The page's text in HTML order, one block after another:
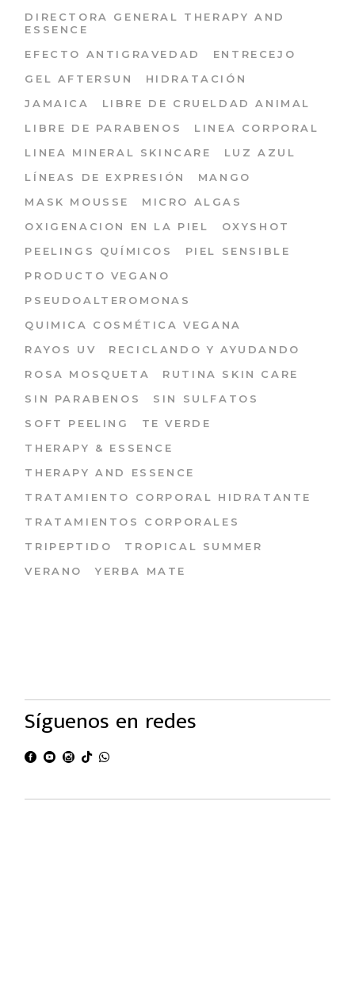
DIRECTORA GENERAL THERAPY AND
ESSENCE
EFECTO ANTIGRAVEDAD
ENTRECEJO
GEL AFTERSUN
HIDRATACIÓN
JAMAICA
LIBRE DE CRUELDAD ANIMAL
LIBRE DE PARABENOS
LINEA CORPORAL
LINEA MINERAL SKINCARE
LUZ AZUL
LÍNEAS DE EXPRESIÓN
MANGO
MASK MOUSSE
MICRO ALGAS
OXIGENACION EN LA PIEL
OXYSHOT
PEELINGS QUÍMICOS
PIEL SENSIBLE
PRODUCTO VEGANO
PSEUDOALTEROMONAS
QUIMICA COSMÉTICA VEGANA
RAYOS UV
RECICLANDO Y AYUDANDO
ROSA MOSQUETA
RUTINA SKIN CARE
SIN PARABENOS
SIN SULFATOS
SOFT PEELING
TE VERDE
THERAPY & ESSENCE
THERAPY AND ESSENCE
TRATAMIENTO CORPORAL HIDRATANTE
TRATAMIENTOS CORPORALES
TRIPEPTIDO
TROPICAL SUMMER
VERANO
YERBA MATE
Síguenos en redes